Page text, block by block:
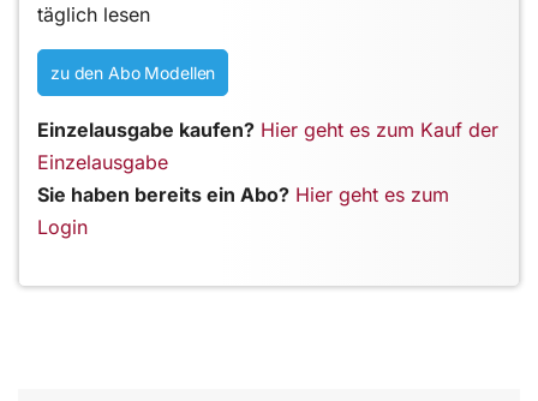
täglich lesen
zu den Abo Modellen
Einzelausgabe kaufen? Hier geht es zum Kauf der
Einzelausgabe
Sie haben bereits ein Abo? Hier geht es zum
Login